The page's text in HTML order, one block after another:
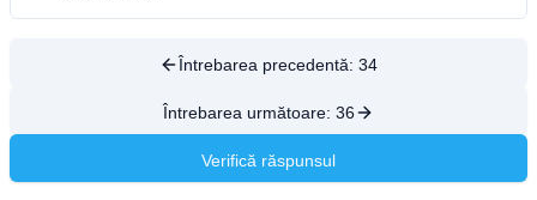
Întrebarea precedentă: 34
Întrebarea următoare: 36
Verifică răspunsul